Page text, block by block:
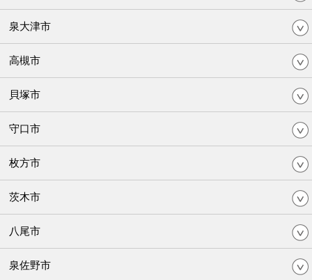
泉大津市
高槻市
貝塚市
守口市
枚方市
茨木市
八尾市
泉佐野市